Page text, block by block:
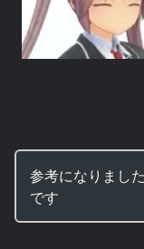
参考になりまし
です